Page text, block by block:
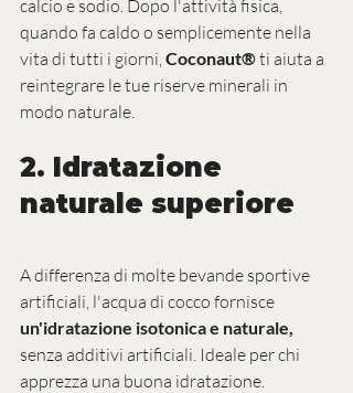
calcio e sodio. Dopo l'attività fisica,
quando fa caldo o semplicemente nella
vita di tutti i giorni, Coconaut® ti aiuta a
reintegrare le tue riserve minerali in
modo naturale.
2. Idratazione
naturale superiore
A differenza di molte bevande sportive
artificiali, l'acqua di cocco fornisce
un'idratazione isotonica e naturale,
senza additivi artificiali. Ideale per chi
apprezza una buona idratazione.